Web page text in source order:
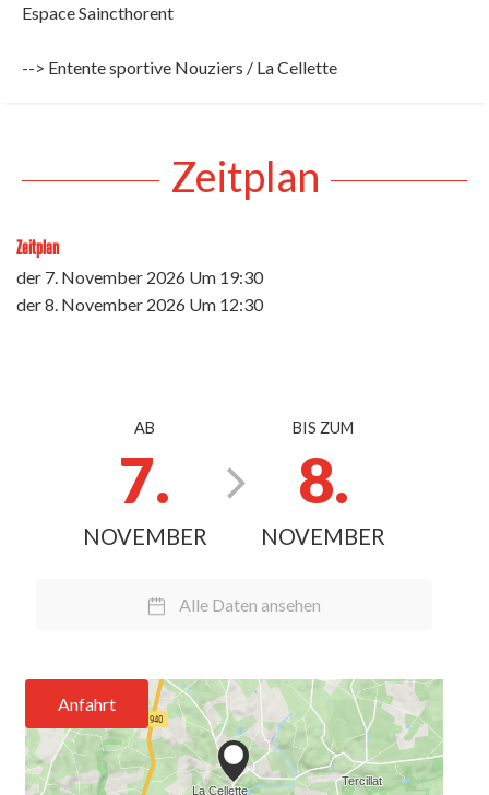
Espace Saincthorent
--> Entente sportive Nouziers / La Cellette
Zeitplan
Zeitplan
der 7. November 2026 Um 19:30
der8. November 2026 Um 12:30
AB
7.
NOVEMBER
BIS ZUM
8.
NOVEMBER
Alle Daten ansehen
Anfahrt